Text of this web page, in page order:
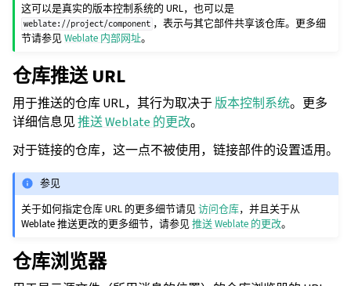
这可以是真实的版本控制系统的 URL，也可以是
weblate://project/component ，表示与其它部件共享该仓库。更多细
节请参见Weblate 内部网址。
仓库推送 URL
用于推送的仓库 URL，其行为取决于版本控制系统。更多
详细信息见推送 Weblate 的更改。
对于链接的仓库，这一点不被使用，链接部件的设置适用。
参见
关于如何指定仓库 URL 的更多细节请见访问仓库，并且关于从
Weblate 推送更改的更多细节，请参见推送 Weblate 的更改。
仓库浏览器